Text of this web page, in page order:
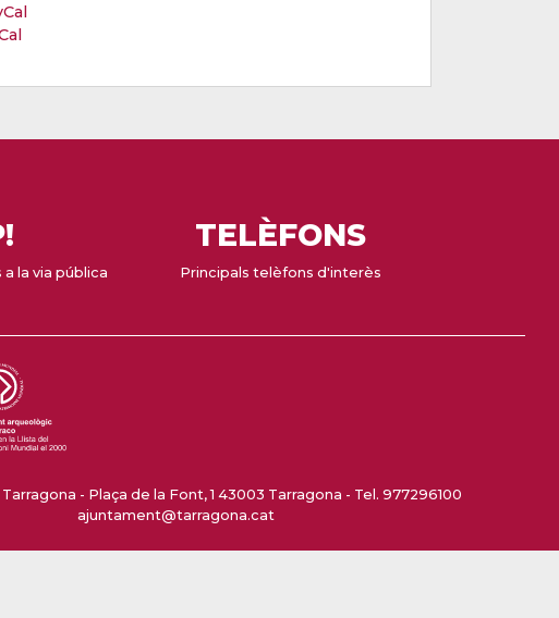
la via pública
TELÈFONS
Principals telèfons d'interès
- Plaça de la Font, 1 43003 Tarragona - Tel. 977296100
ajuntament@tarragona.cat